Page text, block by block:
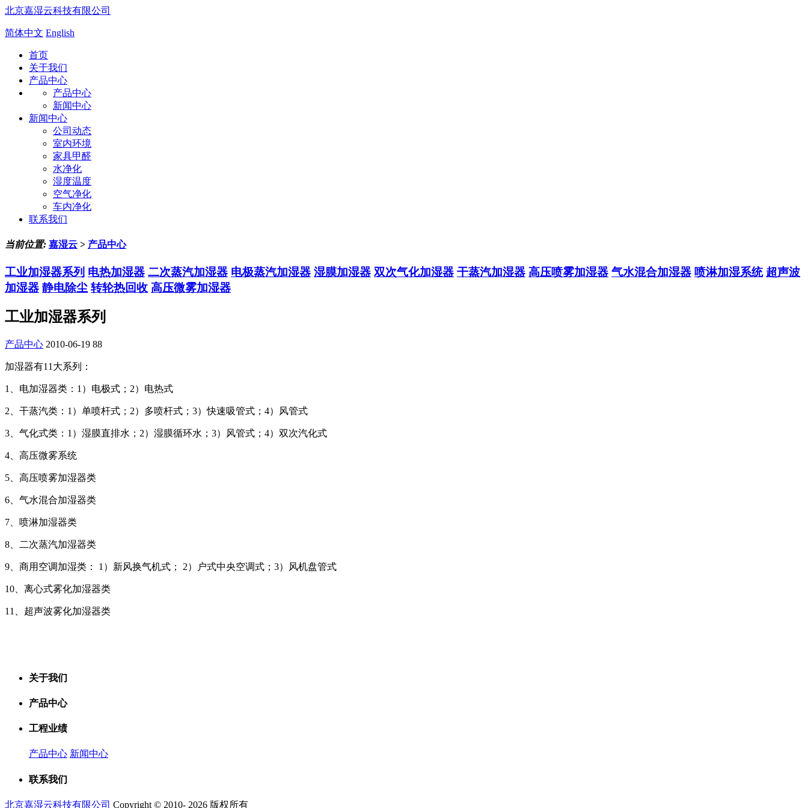
北京嘉湿云科技有限公司
简体中文 English
首页
关于我们
产品中心
产品中心
新闻中心
新闻中心
公司动态
室内环境
家具甲醛
水净化
湿度温度
空气净化
车内净化
联系我们
当前位置: 嘉湿云 > 产品中心
工业加湿器系列 电热加湿器 二次蒸汽加湿器 电极蒸汽加湿器 湿膜加湿器 双次气化加湿器 干蒸汽加湿器 高压喷雾加湿器 气水混合加湿器 喷淋加湿系统 超声波
加湿器 静电除尘 转轮热回收 高压微雾加湿器
工业加湿器系列
产品中心 2010-06-19 88
加湿器有11大系列：
1、电加湿器类：1）电极式；2）电热式
2、干蒸汽类：1）单喷杆式；2）多喷杆式；3）快速吸管式；4）风管式
3、气化式类：1）湿膜直排水；2）湿膜循环水；3）风管式；4）双次汽化式
4、高压微雾系统
5、高压喷雾加湿器类
6、气水混合加湿器类
7、喷淋加湿器类
8、二次蒸汽加湿器类
9、商用空调加湿类： 1）新风换气机式； 2）户式中央空调式；3）风机盘管式
10、离心式雾化加湿器类
11、超声波雾化加湿器类
关于我们
产品中心
工程业绩
产品中心 新闻中心
联系我们
北京嘉湿云科技有限公司 Copyright © 2010- 2026 版权所有